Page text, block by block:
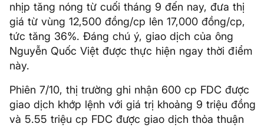
nhịp tăng nóng từ cuối tháng 9 đến nay, đưa thị
giá từ vùng 12,500 đồng/cp lên 17,000 đồng/cp,
tức tăng 36%. Đáng chú ý, giao dịch của ông
Nguyễn Quốc Việt được thực hiện ngay thời điểm
này.
Phiên 7/10, thị trường ghi nhận 600 cp FDC được
giao dịch khớp lệnh với giá trị khoảng 9 triệu đồng
và 5.55 triệu cp FDC được giao dịch thỏa thuận